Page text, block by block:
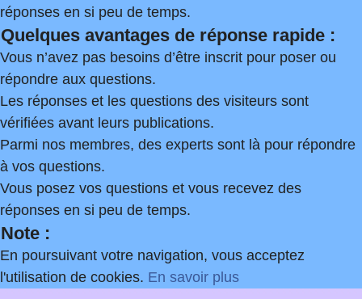
réponses en si peu de temps.
Quelques avantages de réponse rapide :
Vous n’avez pas besoins d’être inscrit pour poser ou
répondre aux questions.
Les réponses et les questions des visiteurs sont
vérifiées avant leurs publications.
Parmi nos membres, des experts sont là pour répondre
à vos questions.
Vous posez vos questions et vous recevez des
réponses en si peu de temps.
Note :
En poursuivant votre navigation, vous acceptez
l'utilisation de cookies. En savoir plus